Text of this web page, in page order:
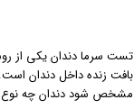
تست سرما دندان یکی از
بافت زنده داخل دندان
مشخص شود دندان چه